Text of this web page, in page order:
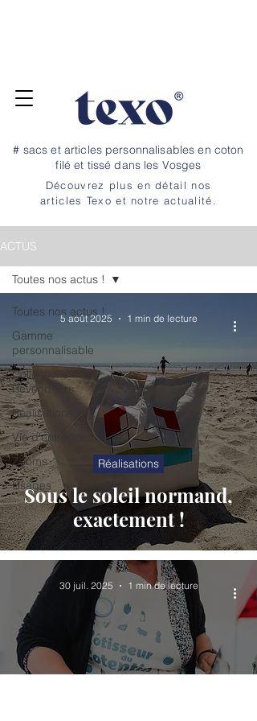
# sacs et articles personnalisables en coton
filé et tissé dans les Vosges
Découvrez plus en détail nos
articles Texo et notre actualité.
ACTUS
Toutes nos actus !
Gamme
personnalisable
Collections
Revendeurs
Réalisations
Vie d'entreprise
Zooms
Usages
Toutes nos actus !
Sous le soleil normand,
exactement !
Réalisations
5 août 2025 1 min de lecture
30 juil. 2025 1 min de lecture